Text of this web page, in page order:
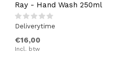
Ray - Hand Wash 250ml
Deliverytime
€16,00
Incl. btw